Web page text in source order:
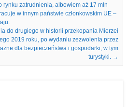
zatrudnienia, albowiem aż 17 mln
w innym państwie członkowskim UE –
do drugiego w historii przekopania Mierzei
2019 roku, po wydaniu zezwolenia przez
dla bezpieczeństwa i gospodarki, w tym
turystyki. →